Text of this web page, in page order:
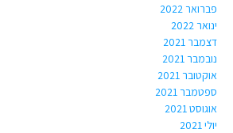
פברואר 2022
ינואר 2022
דצמבר 2021
נובמבר 2021
אוקטובר 2021
ספטמבר 2021
אוגוסט 2021
יולי 2021